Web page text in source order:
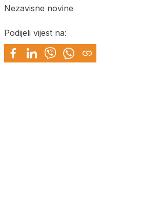
Nezavisne novine
Podijeli vijest na: